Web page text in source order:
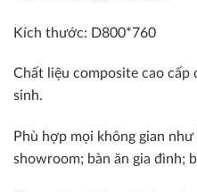
Kích thước: D800*760
Chất liệu composite cao cấp
sinh.
Phù hợp mọi không gian
showroom; bàn ăn gia đình;